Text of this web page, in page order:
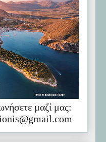
μαζί μας: